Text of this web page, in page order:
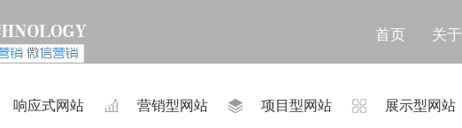
首页 关于
响应式网站 营销型网站 项目型网站 展示型网站